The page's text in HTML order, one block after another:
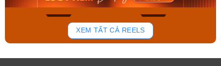
196
XEM TẤT CẢ REELS